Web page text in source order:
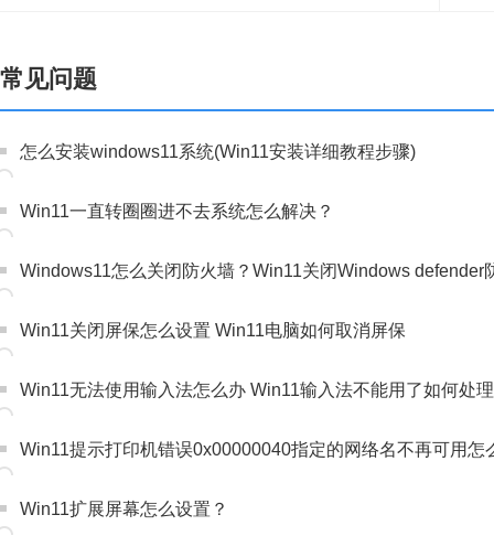
常见问题
怎么安装windows11系统(Win11安装详细教程步骤)
Win11一直转圈圈进不去系统怎么解决？
Windows11怎么关闭防火墙？Win11关闭Windows defender
Win11关闭屏保怎么设置 Win11电脑如何取消屏保
Win11无法使用输入法怎么办 Win11输入法不能用了如何处理
Win11提示打印机错误0x00000040指定的网络名不再可用怎
Win11扩展屏幕怎么设置？